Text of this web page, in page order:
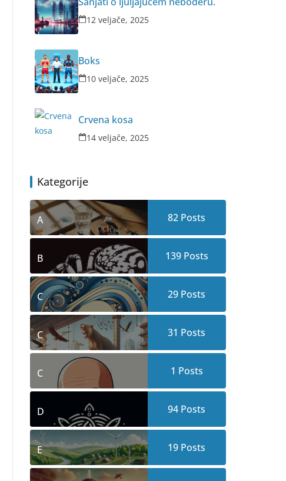
12 veljače, 2025
Boks
10 veljače, 2025
Crvena kosа
14 veljače, 2025
Kategorije
A 82 Posts
B 139Posts
C 29 Posts
C 31 Posts
C 1 Posts
D 94 Posts
E 19 Posts